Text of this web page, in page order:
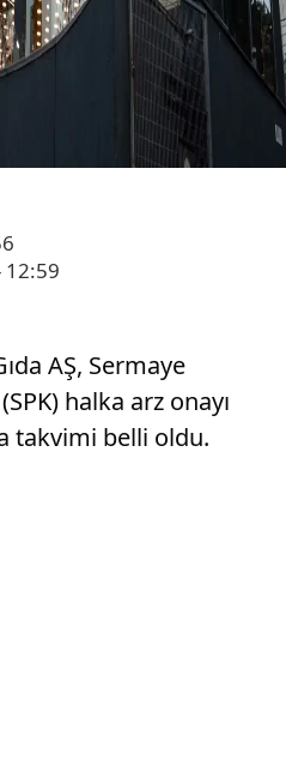
12:59
AŞ, Sermaye
halka arz onayı
takvimi belli oldu.